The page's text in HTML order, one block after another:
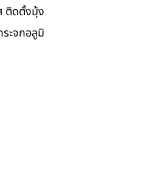
ติดตั้งมุ้ง
ะจกอลูมิ